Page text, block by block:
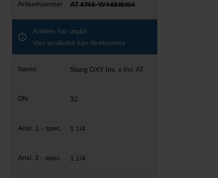
AT 5745-W46515104
Artikeln har utgått
Viss avvikelse kan förekomma
Slang OXY Inv. x Inv. AT
32
1 1/4
1 1/4